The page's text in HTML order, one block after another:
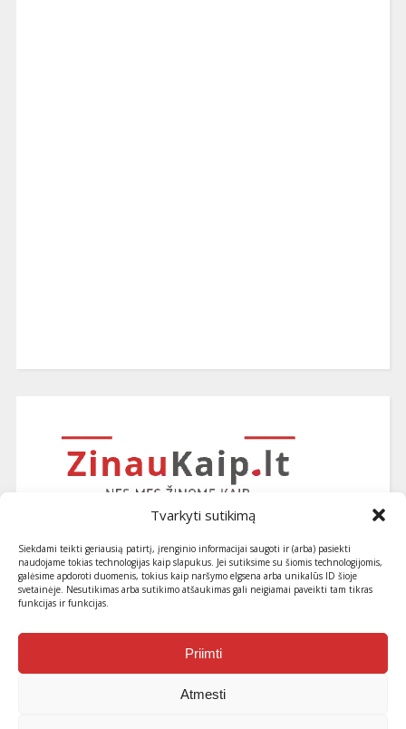
Tvarkyti sutikimą
Siekdami teikti geriausią patirtį, įrenginio informacijai saugoti ir (arba) pasiekti
naudojame tokias technologijas kaip slapukus. Jei sutiksime su šiomis technologijomis,
galėsime apdoroti duomenis, tokius kaip naršymo elgsena arba unikalūs ID šioje
svetainėje. Nesutikimas arba sutikimo atšaukimas gali neigiamai paveikti tam tikras
funkcijas ir funkcijas.
Priimti
Atmesti
Užsiprenumeruokite naujausius
straipsnius ir patarimus